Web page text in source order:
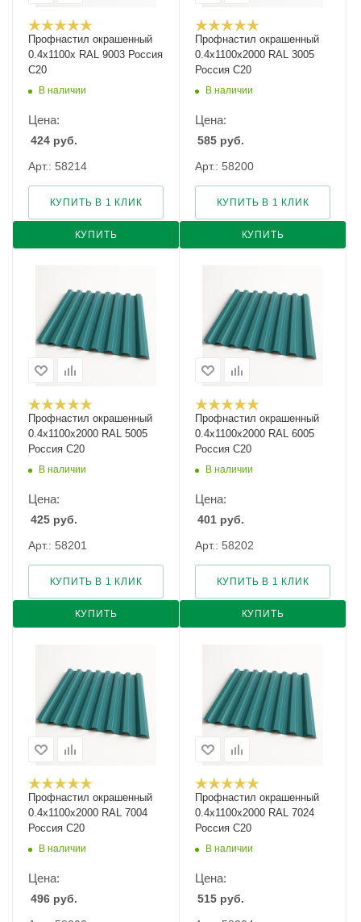
Профнастил окрашенный
0.4х1100х RAL 9003 Россия
С20
В наличии
Цена:
424 руб.
Арт.: 58214
КУПИТЬ
КУПИТЬ В 1 КЛИК
Профнастил окрашенный
0.4х1100х2000 RAL 3005
Россия С20
В наличии
Цена:
585 руб.
Арт.: 58200
КУПИТЬ
КУПИТЬ В 1 КЛИК
Профнастил окрашенный
0.4х1100х2000 RAL 5005
Россия С20
В наличии
Цена:
425 руб.
Арт.: 58201
КУПИТЬ
КУПИТЬ В 1 КЛИК
Профнастил окрашенный
0.4х1100х2000 RAL 6005
Россия С20
В наличии
Цена:
401 руб.
Арт.: 58202
КУПИТЬ
КУПИТЬ В 1 КЛИК
Профнастил окрашенный
0.4х1100х2000 RAL 7004
Россия С20
В наличии
Цена:
496 руб.
Профнастил окрашенный
0.4х1100х2000 RAL 7024
Россия С20
В наличии
Цена:
515 руб.